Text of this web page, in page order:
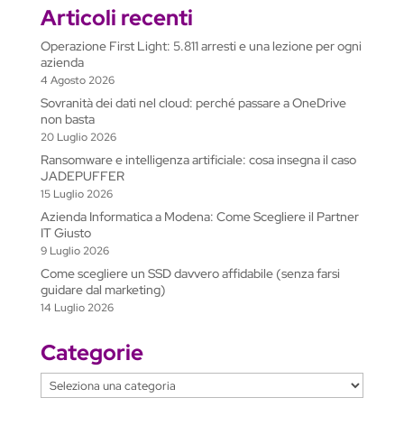
L
n
k
b
o
o
k
s
p
e
d
I
l
a
g
r
g
e
T
r
a
n
s
l
a
t
e
d
i
i
d
i
Articoli recenti
Operazione First Light: 5.811 arresti e una lezione per ogni
azienda
4 Agosto 2026
Sovranità dei dati nel cloud: perché passare a OneDrive
non basta
20 Luglio 2026
Ransomware e intelligenza artificiale: cosa insegna il caso
JADEPUFFER
15 Luglio 2026
Azienda Informatica a Modena: Come Scegliere il Partner
IT Giusto
9 Luglio 2026
Come scegliere un SSD davvero affidabile (senza farsi
guidare dal marketing)
14 Luglio 2026
Categorie
Categorie